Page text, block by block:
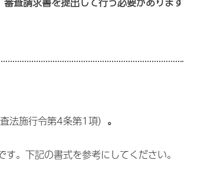
法施行令第4条第1項） 。
す。下記の書式を参考にしてください。